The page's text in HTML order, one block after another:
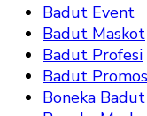
Badut Event
Badut Maskot
Badut Profesi
Badut
Boneka Badut